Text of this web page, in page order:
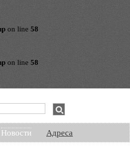
on line 58
on line 58
Новости Адреса